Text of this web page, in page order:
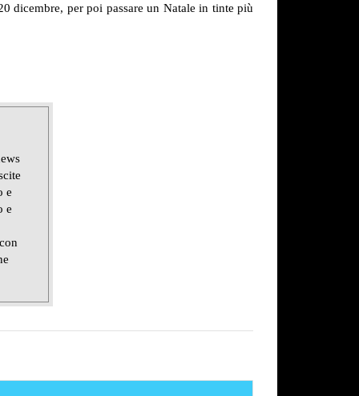
dicembre, per poi passare un Natale in tinte più
e
e